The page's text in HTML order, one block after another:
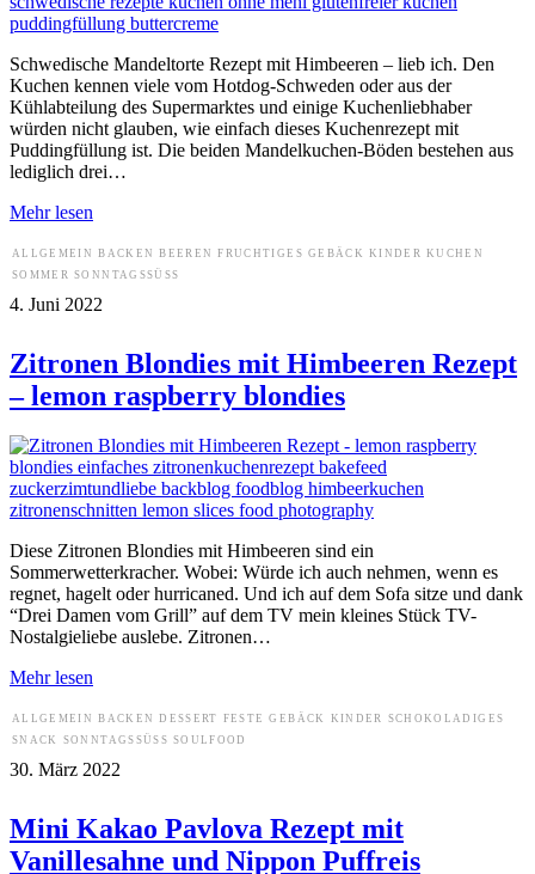
Schwedische Mandeltorte Rezept mit Himbeeren – lieb ich. Den
Kuchen kennen viele vom Hotdog-Schweden oder aus der
Kühlabteilung des Supermarktes und einige Kuchenliebhaber
würden nicht glauben, wie einfach dieses Kuchenrezept mit
Puddingfüllung ist. Die beiden Mandelkuchen-Böden bestehen aus
lediglich drei…
Mehr lesen
ALLGEMEIN BACKEN BEEREN FRUCHTIGES GEBÄCK KINDER
KUCHEN
SOMMER
SONNTAGSSÜSS
4. Juni 2022
Zitronen Blondies mit Himbeeren Rezept
– lemon raspberry blondies
Diese Zitronen Blondies mit Himbeeren sind ein
Sommerwetterkracher. Wobei: Würde ich auch nehmen, wenn es
regnet, hagelt oder hurricaned. Und ich auf dem Sofa sitze und dank
“Drei Damen vom Grill” auf dem TV mein kleines Stück TV-
Nostalgieliebe auslebe. Zitronen…
Mehr lesen
ALLGEMEIN BACKEN DESSERT FESTE GEBÄCK KINDER SCHOKOLADIGES
SNACK
SONNTAGSSÜSS SOULFOOD
30. März 2022
Mini Kakao Pavlova Rezept mit
Vanillesahne und Nippon Puffreis